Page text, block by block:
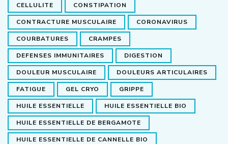
CELLULITE CONSTIPATION
CONTRACTURE MUSCULAIRE CORONAVIRUS
COURBATURES CRAMPES
DEFENSES IMMUNITAIRES DIGESTION
DOULEUR MUSCULAIRE DOULEURS ARTICULAIRES
FATIGUE GEL CRYO GRIPPE
HUILE ESSENTIELLE HUILE ESSENTIELLE BIO
HUILE ESSENTIELLE DE BERGAMOTE
HUILE ESSENTIELLE DE CANNELLE BIO